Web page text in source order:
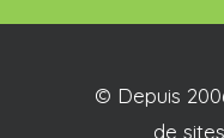
© Depuis
de